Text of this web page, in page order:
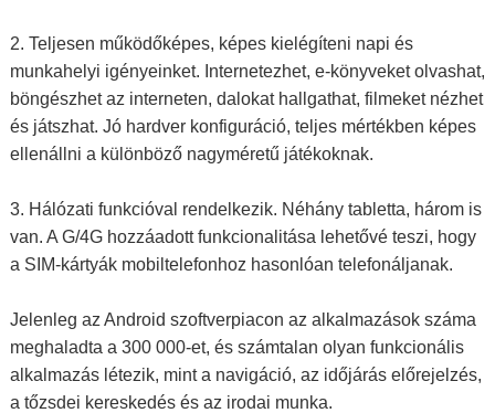
2. Teljesen működőképes, képes kielégíteni napi és
munkahelyi igényeinket. Internetezhet, e-könyveket olvashat,
böngészhet az interneten, dalokat hallgathat, filmeket nézhet
és játszhat. Jó hardver konfiguráció, teljes mértékben képes
ellenállni a különböző nagyméretű játékoknak.
3. Hálózati funkcióval rendelkezik. Néhány tabletta, három is
van. A G/4G hozzáadott funkcionalitása lehetővé teszi, hogy
a SIM-kártyák mobiltelefonhoz hasonlóan telefonáljanak.
Jelenleg az Android szoftverpiacon az alkalmazások száma
meghaladta a 300 000-et, és számtalan olyan funkcionális
alkalmazás létezik, mint a navigáció, az időjárás előrejelzés,
a tőzsdei kereskedés és az irodai munka.